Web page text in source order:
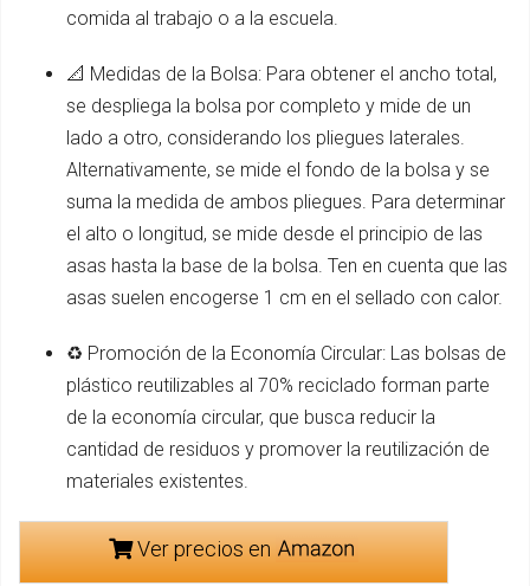
comida al trabajo o a la escuela.
📐 Medidas de la Bolsa: Para obtener el ancho total,
se despliega la bolsa por completo y mide de un
lado a otro, considerando los pliegues laterales.
Alternativamente, se mide el fondo de la bolsa y se
suma la medida de ambos pliegues. Para determinar
el alto o longitud, se mide desde el principio de las
asas hasta la base de la bolsa. Ten en cuenta que las
asas suelen encogerse 1 cm en el sellado con calor.
♻️ Promoción de la Economía Circular: Las bolsas de
plástico reutilizables al 70% reciclado forman parte
de la economía circular, que busca reducir la
cantidad de residuos y promover la reutilización de
materiales existentes.
Ver precios en